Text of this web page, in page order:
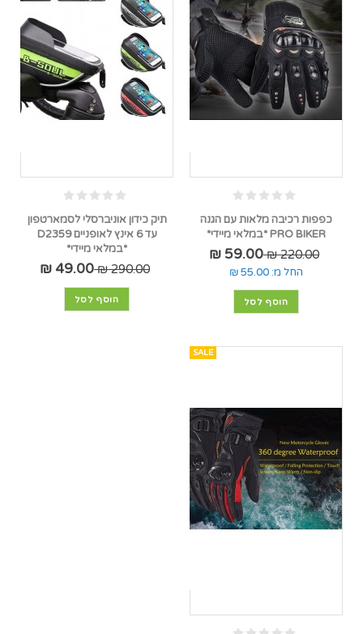
כפפות רכיבה מלאות עם הגנה
PRO BIKER *במלאי מיידי*
220.00 ₪
59.00 ₪
החל מ: 55.00 ₪
הוסף לסל
תיק כידון אוניברסלי לסמארטפון
עד 6 אינץ לאופניים D2359
*במלאי מיידי*
290.00 ₪
49.00 ₪
הוסף לסל
SALE